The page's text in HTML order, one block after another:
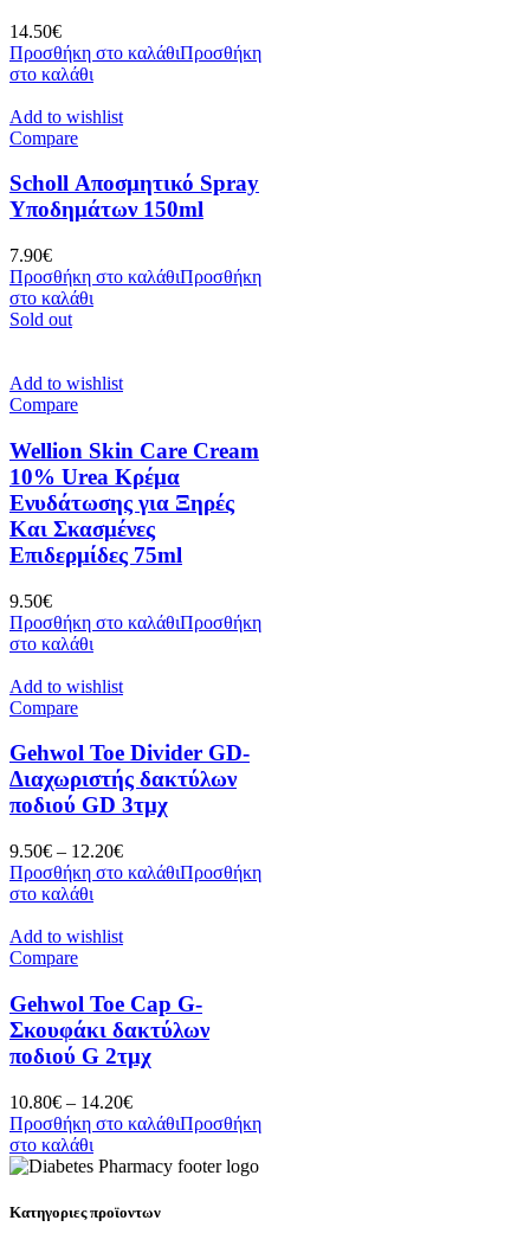
14.50€
Προσθήκη στο καλάθιΠροσθήκη
στο καλάθι
Add to wishlist
Compare
Scholl Αποσμητικό Spray
Υποδημάτων 150ml
7.90€
Προσθήκη στο καλάθιΠροσθήκη
στο καλάθι
Sold out
Add to wishlist
Compare
Wellion Skin Care Cream
10% Urea Κρέμα
Ενυδάτωσης για Ξηρές
Και Σκασμένες
Επιδερμίδες 75ml
9.50€
Προσθήκη στο καλάθιΠροσθήκη
στο καλάθι
Add to wishlist
Compare
Gehwol Toe Divider GD-
Διαχωριστής δακτύλων
ποδιού GD 3τμχ
9.50€ – 12.20€
Προσθήκη στο καλάθιΠροσθήκη
στο καλάθι
Add to wishlist
Compare
Gehwol Toe Cap G-
Σκουφάκι δακτύλων
ποδιού G 2τμχ
10.80€ – 14.20€
Προσθήκη στο καλάθιΠροσθήκη
στο καλάθι
Κατηγοριες προϊοντων